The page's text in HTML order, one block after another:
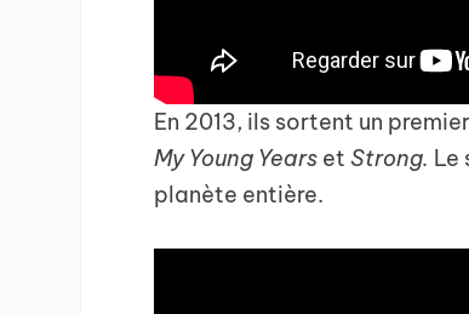
En 2013, ils sortent un
My Young Years etStrong. Le
planète entière.